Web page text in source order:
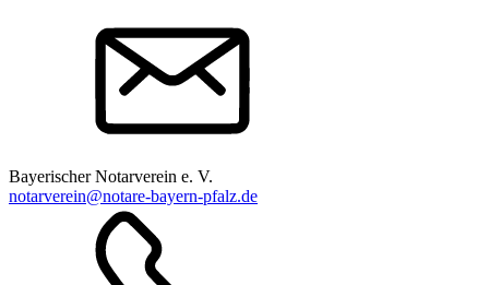
Bayerischer Notarverein e. V.
notarverein@notare-bayern-pfalz.de